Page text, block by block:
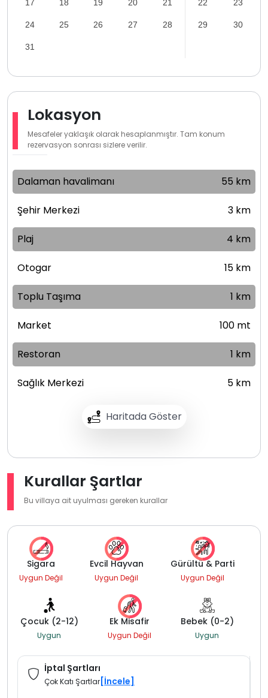
17 18 19 20 21 22 23
24 25 26 27 28 29 30
31
Lokasyon
Mesafeler yaklaşık olarak hesaplanmıştır. Tam konum
rezervasyon sonrası sizlere verilir.
Haritada Göster
Dalaman havalimanı 55 km
Şehir Merkezi 3 km
Plaj 4 km
Otogar 15 km
Toplu Taşıma 1 km
Market 100 mt
Restoran 1 km
Sağlık Merkezi 5 km
Kurallar Şartlar
Bu villaya ait uyulması gereken kurallar
Sigara
Uygun Değil
Evcil Hayvan
Uygun Değil
Gürültü & Parti
Uygun Değil
Çocuk (2-12)
Uygun
Ek Misafir
Uygun Değil
Bebek (0-2)
Uygun
İptal Şartları
Çok Katı Şartlar [İncele]